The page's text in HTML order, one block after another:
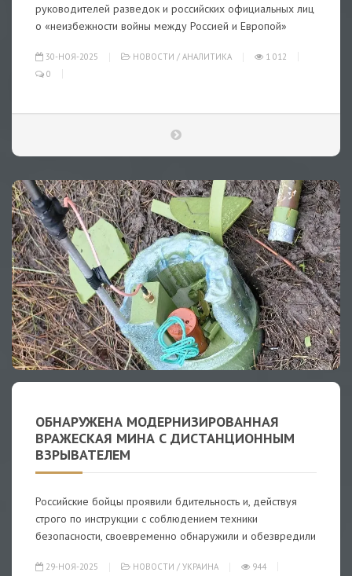
руководителей разведок и российских официальных лиц
о «неизбежности войны между Россией и Европой»
30-НОЯ-2025 НОВОСТИ / АНАЛИТИКА
1 012
0
ОБНАРУЖЕНА МОДЕРНИЗИРОВАННАЯ
ВРАЖЕСКАЯ МИНА С ДИСТАНЦИОННЫМ
ВЗРЫВАТЕЛЕМ
Российские бойцы проявили бдительность и, действуя
строго по инструкции с соблюдением техники
безопасности, своевременно обнаружили и обезвредили
29-НОЯ-2025 НОВОСТИ / УКРАИНА
944